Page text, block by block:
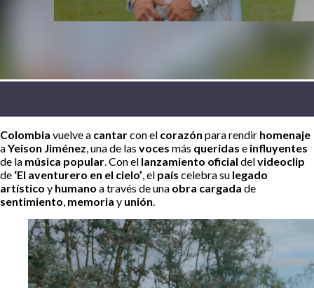
Colombia vuelve a cantarcon el corazón para rendir homenaje
aYeison Jiménez, una de las voces más queridas e influyentes
de la música popular. Con el lanzamiento oficial delvideoclip
de ‘El aventurero en el cielo’, el país celebra su legado
artístico y humano a través de una obra cargada de
sentimiento, memoria y unión.